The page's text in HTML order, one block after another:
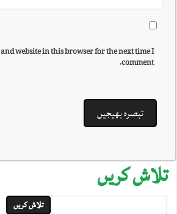
website in this browser for the next time I
comment.
تلاش کریں
Search تلاش کریں